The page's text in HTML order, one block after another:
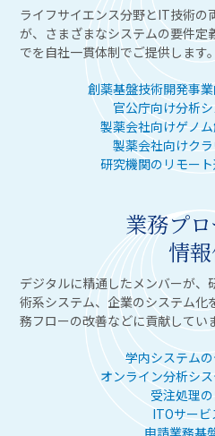
ライフサイエンス分野とIT技術の
が、さまざまなシステムの要件定
でを自社一貫体制でご提供します。
創薬基盤技術開発事
官公庁向け分析
製薬会社向けゲノ
製薬会社向けク
研究機関のリモー
業務プ
情
デジタルに精通したメンバーが、
術系システム、企業のシステム化
務フローの改善などに貢献してい
学内システム
オンライン分析シ
受注処理
ITOサー